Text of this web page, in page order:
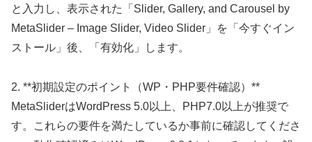
と入力し、表示された「Slider, Gallery, and Carousel by
MetaSlider – Image Slider, Video Slider」を「今すぐイン
ストール」後、「有効化」します。
2. **初期設定のポイント（WP・PHP要件確認）**
MetaSliderはWordPress 5.0以上、PHP7.0以上が推奨で
す。これらの要件を満たしているか事前に確認してくださ